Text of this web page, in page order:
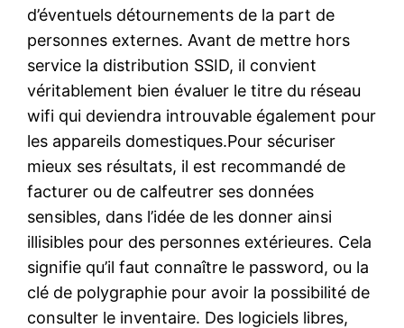
d’éventuels détournements de la part de
personnes externes. Avant de mettre hors
service la distribution SSID, il convient
véritablement bien évaluer le titre du réseau
wifi qui deviendra introuvable également pour
les appareils domestiques.Pour sécuriser
mieux ses résultats, il est recommandé de
facturer ou de calfeutrer ses données
sensibles, dans l’idée de les donner ainsi
illisibles pour des personnes extérieures. Cela
signifie qu’il faut connaître le password, ou la
clé de polygraphie pour avoir la possibilité de
consulter le inventaire. Des logiciels libres,